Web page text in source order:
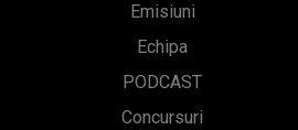
Emisiuni
Echipa
PODCAST
Concursuri